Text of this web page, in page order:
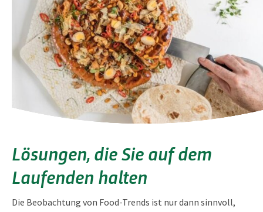
Lösungen, die Sie auf dem
Laufenden halten
Die Beobachtung von Food-Trends ist nur dann sinnvoll,